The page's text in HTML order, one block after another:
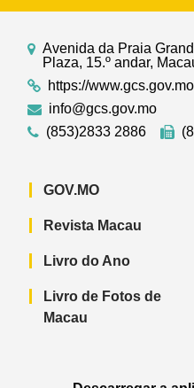
Avenida da Praia
Plaza, 15.º andar,
https://www.gcs.gov.mo
info@gcs.gov.mo
(853)2833 2886
GOV.MO
Revista Macau
Livro do Ano
Livro de Fotos de
Macau